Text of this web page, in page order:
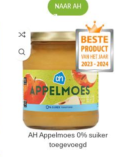
NAAR AH
AH Appelmoes 0% suiker
toegevoegd